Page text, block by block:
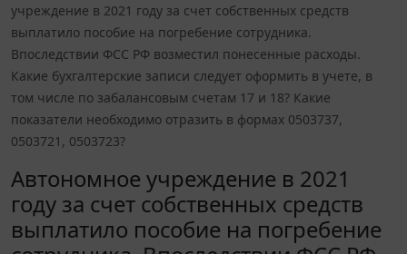
учреждение в 2021 году за счет собственных средств
выплатило пособие на погребение сотрудника.
Впоследствии ФСС РФ возместил понесенные расходы.
Какие бухгалтерские записи следует оформить в учете, в
том числе по забалансовым счетам 17 и 18? Какие
показатели необходимо отразить в формах 0503737,
0503721, 0503723?
Автономное учреждение в 2021
году за счет собственных средств
выплатило пособие на погребение